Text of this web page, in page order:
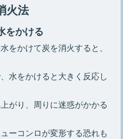
火法
をかける
をかけて炭を消火すると、
水をかけると大きく反応し
がり、周りに迷惑がかかる
ーコンロが変形する恐れも